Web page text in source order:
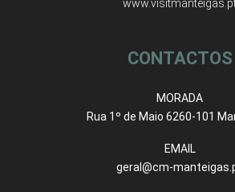
CONTACTOS
MORADA
Rua 1º de Maio 6260-101
EMAIL
geral@cm-